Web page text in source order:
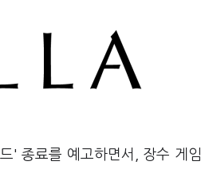
' 종료를 예고하면서, 장수 게임